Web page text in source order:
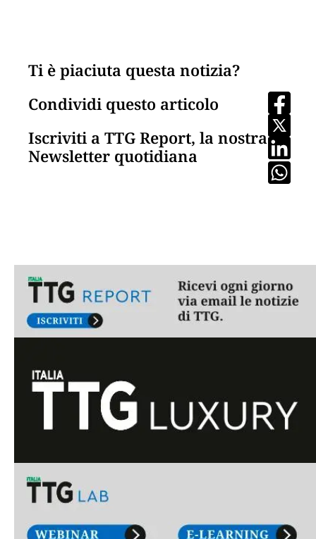
Ti è piaciuta questa notizia?
Condividi questo articolo
Iscriviti a TTG Report, la nostra
Newsletter quotidiana